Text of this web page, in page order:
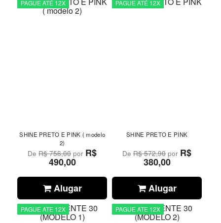
PAGUE ATÉ 12X
SHINE PRETO E PINK ( modelo
2)
DeR$ 756,00por R$
490,00
Alugar
PAGUE ATÉ 12X
SHINE PRETO E PINK
DeR$ 572,90 por R$
380,00
Alugar
PAGUE ATE 12X PAGUE ATE 12X